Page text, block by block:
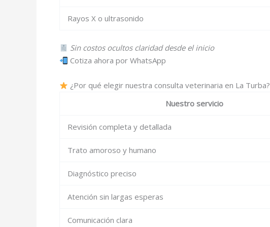
Rayos X o ultrasonido
Sin costos ocultos claridad desde el inicio
Cotiza ahora por WhatsApp
¿Por qué elegir nuestra consulta veterinaria en La Turba?
Nuestro servicio
Revisión completa y detallada
Trato amoroso y humano
Diagnóstico preciso
Atención sin largas esperas
Comunicación clara